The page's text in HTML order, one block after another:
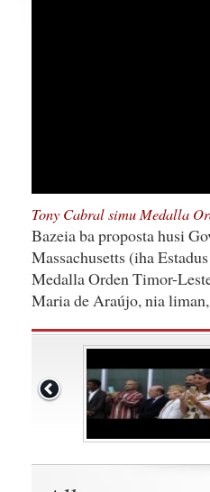
Tony Cabral simu Medalla
Bazeia ba proposta husi
Massachusetts (iha
Medalla Orden Timor-
Maria de Araújo, nia